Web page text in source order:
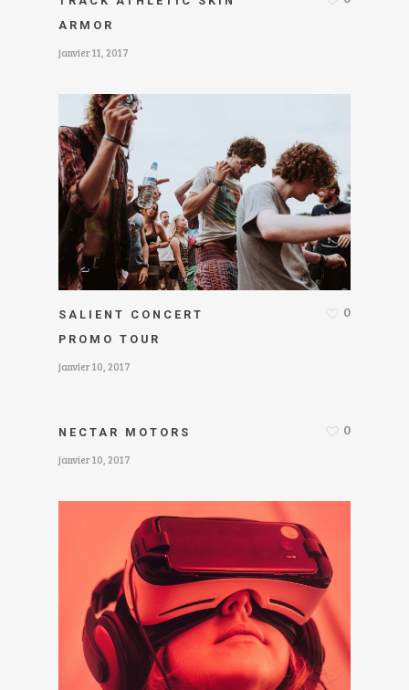
ARMOR
janvier 11, 2017
SALIENT CONCERT
PROMO TOUR
janvier 10, 2017
0
NECTAR MOTORS
janvier 10, 2017
0